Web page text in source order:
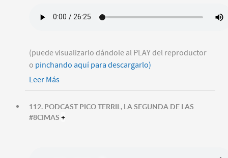
(puede visualizarlo dándole al PLAY del reproductor
o pinchando aquí para descargarlo)
Leer Más
112. PODCAST PICO TERRIL, LA SEGUNDA DE LAS
#8CIMAS +